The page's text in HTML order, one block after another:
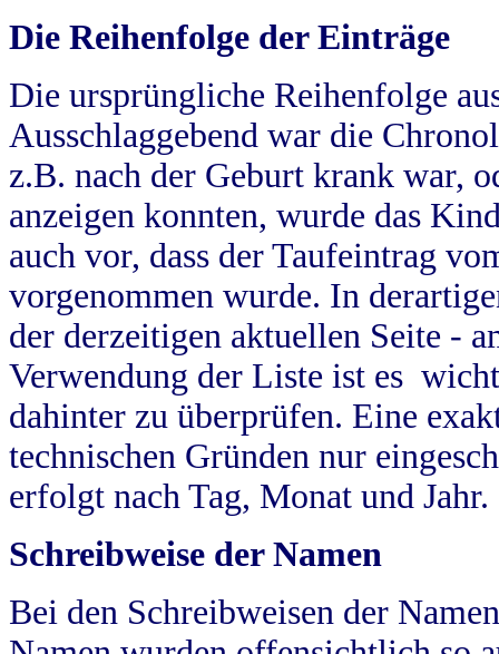
Die Reihenfolge der Einträge
Die ursprüngliche Reihenfolge
Ausschlaggebend war die
z.B. nach der Geburt krank war,
anzeigen konnten, wurde das
auch vor, dass der Taufeintrag
vorgenommen wurde. In
der derzeitigen aktuellen Seite -
Verwendung der Liste ist es
dahinter zu überprüfen. Eine
technischen Gründen nur
erfolgt nach Tag, Monat und Jahr.
Schreibweise der Namen
Bei den Schreibweisen der